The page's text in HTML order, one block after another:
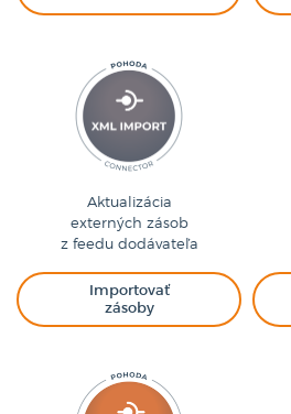
Aktualizácia
externých zásob
z feedu dodávateľa
Importovať
zásoby